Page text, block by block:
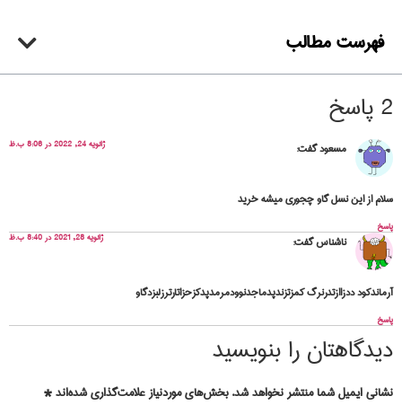
فهرست مطالب
2 پاسخ
مسعودگفت: ژانویه 24, 2022 در 8:06 ب.ظ
سلام از این نسل گاو چجوری میشه خرید
پاسخ
ناشناسگفت: ژانویه 28, 2021 در 8:40 ب.ظ
آرماندکود ددزاازتدرنرگ کمزتزندپدماجدنوودمرمدپدکزحزاتارترزلبزدگاو
پاسخ
دیدگاهتان را بنویسید
نشانی ایمیل شما منتشر نخواهد شد. بخش‌های موردنیاز علامت‌گذاری شده‌اند*